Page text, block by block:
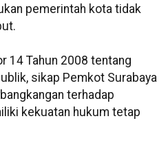
pemerintah kota tidak
14 Tahun 2008 tentang
sikap Pemkot Surabaya
terhadap
kekuatan hukum tetap